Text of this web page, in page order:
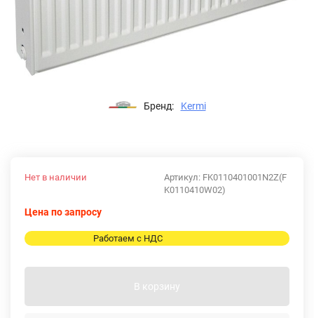
Бренд: Kermi
Артикул: FK0110401001N2Z(F
K0110410W02)
Нет в наличии
Цена по запросу
Работаем с НДС
В корзину